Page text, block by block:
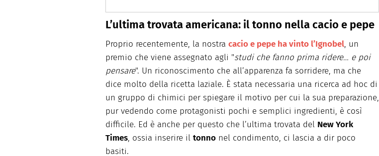
L’ultima trovata americana: il tonno nella cacio e pepe
Proprio recentemente, la nostra cacio e pepe ha vinto l’Ignobel, un
premio che viene assegnato agli "studi che fanno prima ridere… e poi
pensare". Un riconoscimento che all’apparenza fa sorridere, ma che
dice molto della ricetta laziale. È stata necessaria una ricerca ad hoc di
un gruppo di chimici per spiegare il motivo per cui la sua preparazione,
pur vedendo come protagonisti pochi e semplici ingredienti, è così
difficile. Ed è anche per questo che l’ultima trovata del New York
Times, ossia inserire il tonno nel condimento, ci lascia a dir poco
basiti.